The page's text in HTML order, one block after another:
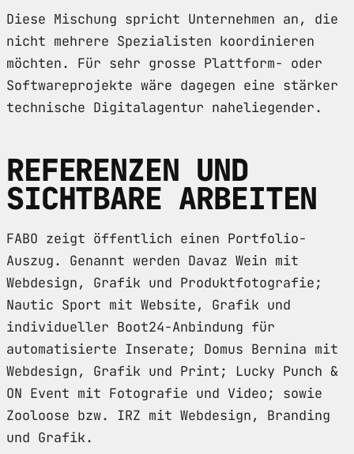
Diese Mischung spricht Unternehmen an, die
nicht mehrere Spezialisten koordinieren
möchten. Für sehr grosse Plattform- oder
Softwareprojekte wäre dagegen eine stärker
technische Digitalagentur naheliegender.
REFERENZEN UND
SICHTBARE ARBEITEN
FABO zeigt öffentlich einen Portfolio-
Auszug. Genannt werden Davaz Wein mit
Webdesign, Grafik und Produktfotografie;
Nautic Sport mit Website, Grafik und
individueller Boot24-Anbindung für
automatisierte Inserate; Domus Bernina mit
Webdesign, Grafik und Print; Lucky Punch &
ON Event mit Fotografie und Video; sowie
Zooloose bzw. IRZ mit Webdesign, Branding
und Grafik.